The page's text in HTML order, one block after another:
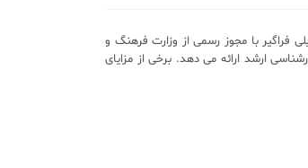
فراگیر با مجوز رسمی از وزارت فرهنگ و
ارشد ارائه می دهد. برخی از مزایای